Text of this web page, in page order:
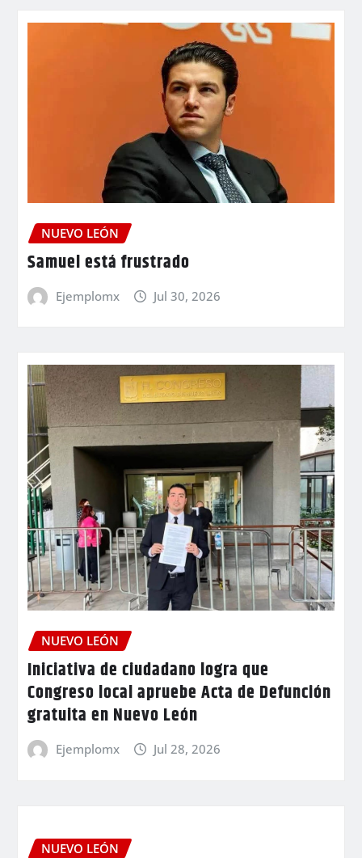
NUEVO LEÓN
Samuel está frustrado
Ejemplomx Jul 30, 2026
NUEVO LEÓN
Iniciativa de ciudadano logra que
Congreso local apruebe Acta de Defunción
gratuita en Nuevo León
Ejemplomx Jul 28, 2026
NUEVO LEÓN